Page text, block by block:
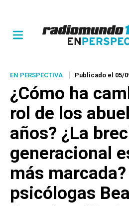
EN PERSPECTIVA Publicado el 05/
¿Cómo ha
rol de los
años? ¿La
generacional
más
psicólogas